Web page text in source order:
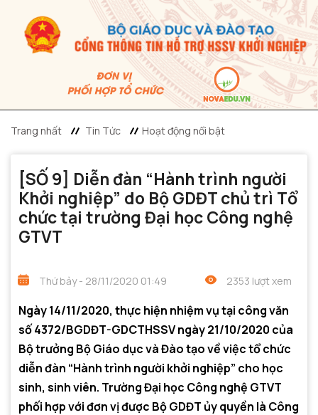
Trang nhất Tin Tức Hoạt động nổi bật
[SỐ 9] Diễn đàn “Hành trình người
Khởi nghiệp” do Bộ GDĐT chủ trì Tổ
chức tại trường Đại học Công nghệ
GTVT
Thứ bảy - 28/11/2020 01:49 2353 lượt xem
Ngày 14/11/2020, thực hiện nhiệm vụ tại công văn
số 4372/BGDĐT-GDCTHSSV ngày 21/10/2020 của
Bộ trưởng Bộ Giáo dục và Đào tạo về việc tổ chức
diễn đàn “Hành trình người khởi nghiệp” cho học
sinh, sinh viên. Trường Đại học Công nghệ GTVT
phối hợp với đơn vị được Bộ GDĐT ủy quyền là Công